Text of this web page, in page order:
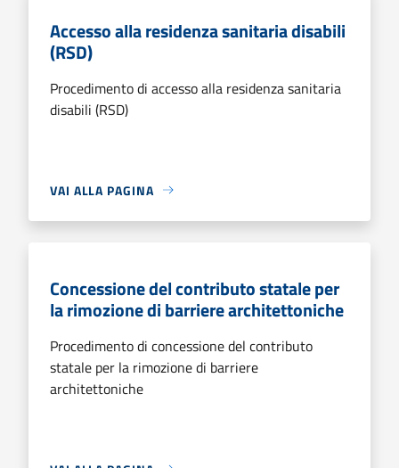
Accesso alla residenza sanitaria disabili
(RSD)
Procedimento di accesso alla residenza sanitaria
disabili (RSD)
VAI ALLA PAGINA
Concessione del contributo statale per
la rimozione di barriere architettoniche
Procedimento di concessione del contributo
statale per la rimozione di barriere
architettoniche